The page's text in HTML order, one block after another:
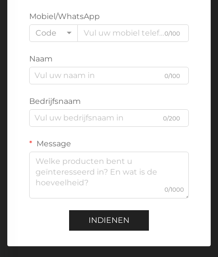
Mobiel/WhatsApp
Code
0/100
Naam
0/100
Bedrijfsnaam
0/200
Message
0/1000
INDIENEN